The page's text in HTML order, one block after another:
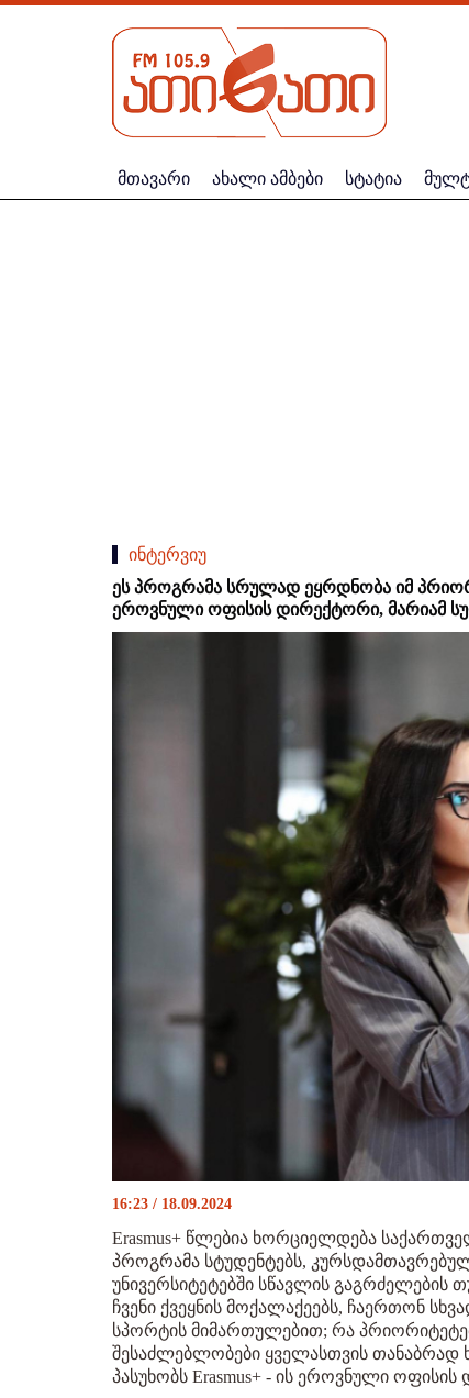
მთავარი ახალი ამბები სტატია
ინტერვიუ
ეს პროგრამა სრულად ეყრდნობა იმ
ეროვნული ოფისის დირექტორი, მარიამ
16:23 / 18.09.2024
Erasmus+ წლებია ხორციელდება
პროგრამა სტუდენტებს,
უნივერსიტეტებში სწავლის გაგრძელების
ჩვენი ქვეყნის მოქალაქეებს, ჩაერთონ
სპორტის მიმართულებით; რა
შესაძლებლობები ყველასთვის თანაბრად
პასუხობს Erasmus+ - ის ეროვნული